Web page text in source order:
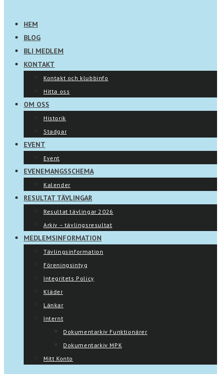
HEM
BLOG
BLI MEDLEM
KONTAKT
Kontakt och klubbinfo
Hitta oss
OM OSS
Historik
Stadgar
EVENT
Event
EVENEMANGSSCHEMA
Kalender
RESULTAT TÄVLINGAR
Resultat tävlingar 2026
Arkiv – tävlingsresultat
MEDLEMSINFORMATION
Tävlingsinformation
Föreningsintyg
Integritets Policy
Kläder
Länkar
Internt
Dokumentarkiv Funktionärer
Dokumentarkiv MPK
Mitt Konto